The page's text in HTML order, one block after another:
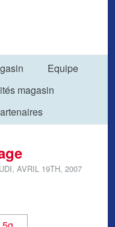
Equipe
magasin
, AVRIL 19TH, 2007